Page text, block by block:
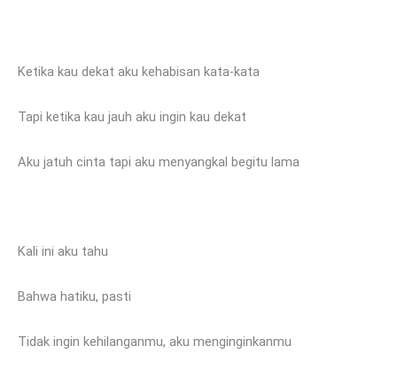
Ketika kau dekat aku kehabisan kata-kata
Tapi ketika kau jauh aku ingin kau dekat
Aku jatuh cinta tapi aku menyangkal begitu lama
Kali ini aku tahu
Bahwa hatiku, pasti
Tidak ingin kehilanganmu, aku menginginkanmu